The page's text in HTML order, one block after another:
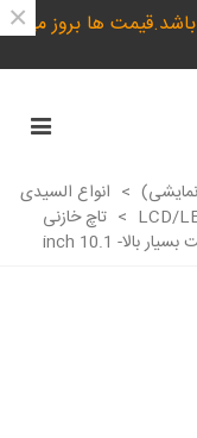
ها بروز می×
> انواع السیدی
> تاچ خازنی